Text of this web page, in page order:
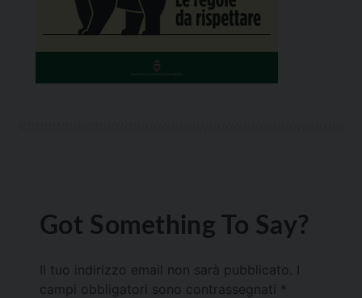
Got Something To Say?
Il tuo indirizzo email non sarà pubblicato.
campi obbligatori sono contrassegnati *